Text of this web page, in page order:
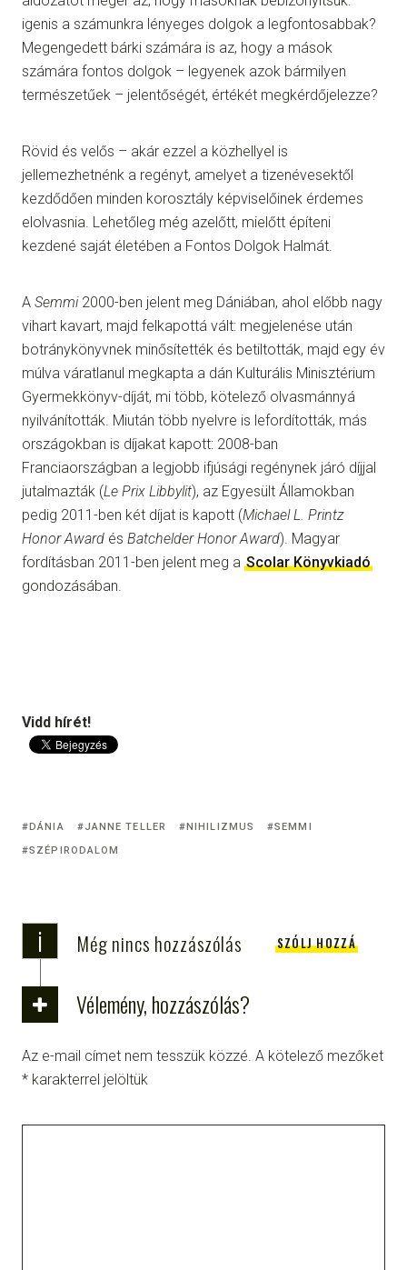
igenis a számunkra lényeges dolgok a legfontosabbak?
Megengedett bárki számára is az, hogy a mások
számára fontos dolgok – legyenek azok bármilyen
természetűek – jelentőségét, értékét megkérdőjelezze?
Rövid és velős – akár ezzel a közhellyel is
jellemezhetnénk a regényt, amelyet a tizenévesektől
kezdődően minden korosztály képviselőinek érdemes
elolvasnia. Lehetőleg még azelőtt, mielőtt építeni
kezdené saját életében a Fontos Dolgok Halmát.
A Semmi2000-ben jelent meg Dániában, ahol előbb nagy
vihart kavart, majd felkapottá vált: megjelenése után
botránykönyvnek minősítették és betiltották, majd egy év
múlva váratlanul megkapta a dán Kulturális Minisztérium
Gyermekkönyv-díját, mi több, kötelező olvasmánnyá
nyilvánították. Miután több nyelvre is lefordították, más
országokban is díjakat kapott: 2008-ban
Franciaországban a legjobb ifjúsági regénynek járó díjjal
jutalmazták (Le Prix Libbylit), az Egyesült Államokban
pedig 2011-ben két díjat is kapott (Michael L. Printz
Honor Award és Batchelder Honor Award). Magyar
fordításban 2011-ben jelent meg a Scolar Könyvkiadó
gondozásában.
Vidd hírét!
DÁNIA JANNE TELLER NIHILIZMUS
SEMMI
SZÉPIRODALOM
i Még nincs hozzászólás SZÓLJ HOZZÁ
Vélemény, hozzászólás?
Az e-mail címet nem tesszük közzé. A kötelező mezőket
* karakterrel jelöltük